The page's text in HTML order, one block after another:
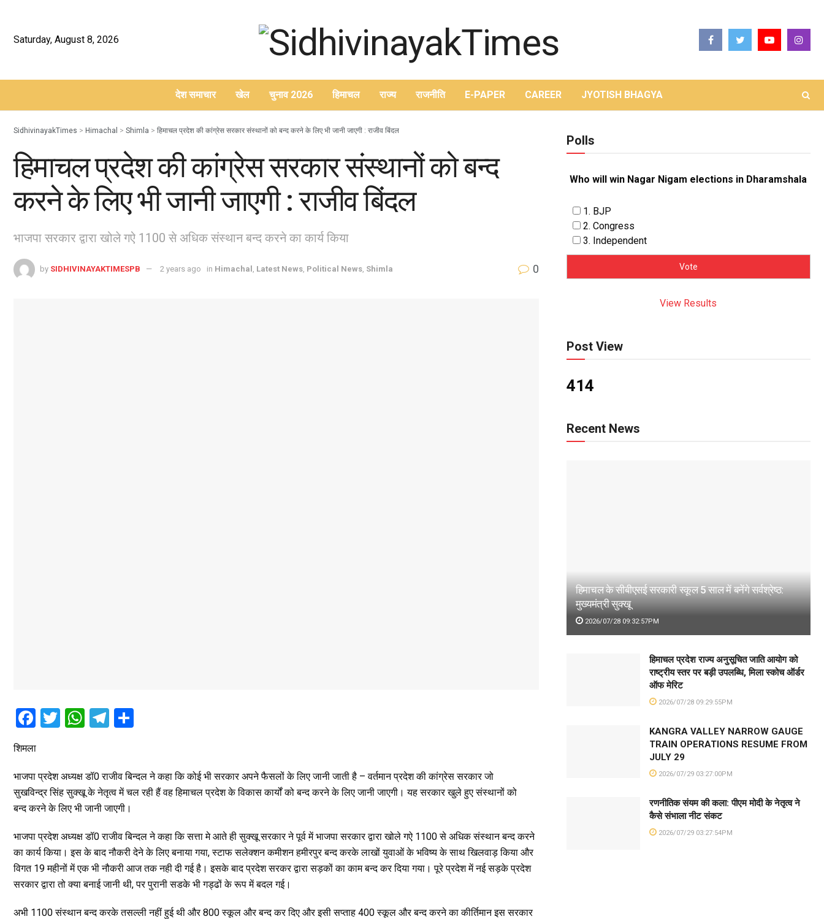
Saturday, August 8, 2026
देश समाचार खेल चुनाव 2026 हिमाचल राज्य राजनीति E-PAPER CAREER JYOTISH BHAGYA
SidhivinayakTimes > Himachal > Shimla > हिमाचल प्रदेश की कांग्रेस सरकार संस्थानों को बन्द करने के लिए भी जानी जाएगी : राजीव बिंदल
हिमाचल प्रदेश की कांग्रेस सरकार संस्थानों को बन्द
करने के लिए भी जानी जाएगी : राजीव बिंदल
भाजपा सरकार द्वारा खोले गऐ 1100 से अधिक संस्थान बन्द करने का कार्य किया
by SIDHIVINAYAKTIMESPB 2 years ago in Himachal , Latest News, Political News, Shimla 0
F
b
o
o
k
T
er
W
s
A
p
p
T
gr
a
m
e
शिमला
भाजपा प्रदेश अध्यक्ष डॉ0 राजीव बिन्दल ने कहा कि कोई भी सरकार अपने फैसलों के लिए जानी जाती है – वर्तमान प्रदेश की कांग्रेस सरकार जो
सुखविन्द्र सिंह सुक्खू के नेतृत्व में चल रही हैं वह हिमाचल प्रदेश के विकास कार्यों को बन्द करने के लिए जानी जाएगी। यह सरकार खुले हुए संस्थानों को
बन्द करने के लिए भी जानी जाएगी।
भाजपा प्रदेश अध्यक्ष डॉ0 राजीव बिन्दल ने कहा कि सत्ता मे आते ही सुक्खू सरकार ने पूर्व में भाजपा सरकार द्वारा खोले गऐ 1100 से अधिक संस्थान बन्द करने
का कार्य किया। इस के बाद नौकरी देने के लिए बनाया गया, स्टाफ सलेक्शन कमीशन हमीरपुर बन्द करके लाखों युवाओं के भविष्य के साथ खिलवाड़ किया और
विगत 19 महीनों में एक भी नौकरी आज तक नही दी गई है। इसके बाद प्रदेश सरकर द्वारा सड़कों का काम बन्द कर दिया गया। पूरे प्रदेश में नई सड़के प्रदेश
सरकार द्वारा तो क्या बनाई जानी थी, पर पुरानी सडके भी गड्ढों के रूप में बदल गई।
अभी 1100 संस्थान बन्द करके तसल्ली नहीं हुई थी और 800 स्कूल और बन्द कर दिए और इसी सप्ताह 400 स्कूल और बन्द करने का कीर्तिमान इस सरकार
Polls
Who will win Nagar Nigam elections in Dharamshala
1. BJP
2. Congress
3. Independent
View Results
Post View
414
Recent News
हिमाचल के सीबीएसई सरकारी स्कूल 5 साल में बनेंगे सर्वश्रेष्ठ:
मुख्यमंत्री सुक्खू
2026/07/28 09:32:57PM
हिमाचल प्रदेश राज्य अनुसूचित जाति आयोग को
राष्ट्रीय स्तर पर बड़ी उपलब्धि, मिला स्कोच ऑर्डर
ऑफ मेरिट
2026/07/28 09:29:55PM
KANGRA VALLEY NARROW GAUGE
TRAIN OPERATIONS RESUME FROM
JULY 29
2026/07/29 03:27:00PM
रणनीतिक संयम की कला: पीएम मोदी के नेतृत्व ने
कैसे संभाला नीट संकट
2026/07/29 03:27:54PM